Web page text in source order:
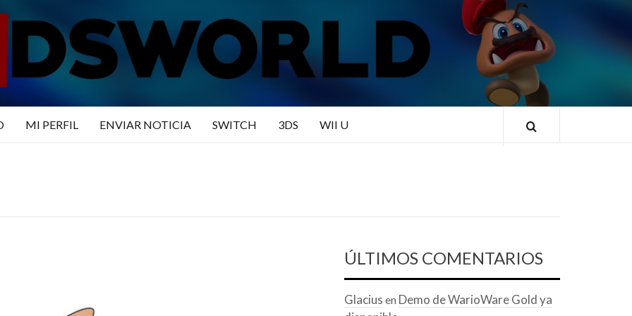
N3DSWORLD
MI PERFIL ENVIAR NOTICIA SWITCH 3DS WII U
ÚLTIMOS COMENTARIOS
Glacius en Demo de WarioWare Gold ya